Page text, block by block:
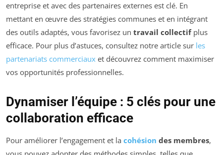
entreprise et avec des partenaires externes est clé. En
mettant en œuvre des stratégies communes et en intégrant
des outils adaptés, vous favorisez un travail collectifplus
efficace. Pour plus d’astuces, consultez notre article sur les
partenariats commerciaux et découvrez comment maximiser
vos opportunités professionnelles.
Dynamiser l’équipe : 5 clés pour une
collaboration efficace
Pour améliorer l’engagement et la cohésion des membres,